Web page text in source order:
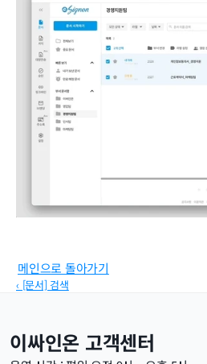
메인으로 돌아가기
‹ [문서] 검색
이싸인온 고객센터